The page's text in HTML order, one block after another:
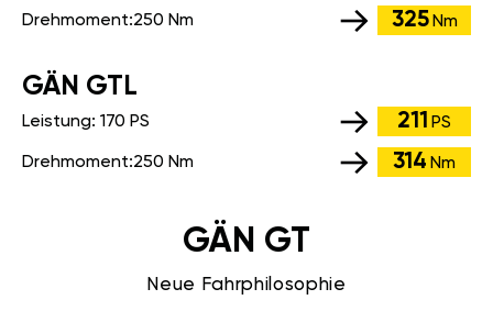
Drehmoment:250 Nm 325 Nm
GÄN GTL
Leistung: 170 PS 211 PS
Drehmoment:250 Nm 314 Nm
GÄN GT
Neue Fahrphilosophie